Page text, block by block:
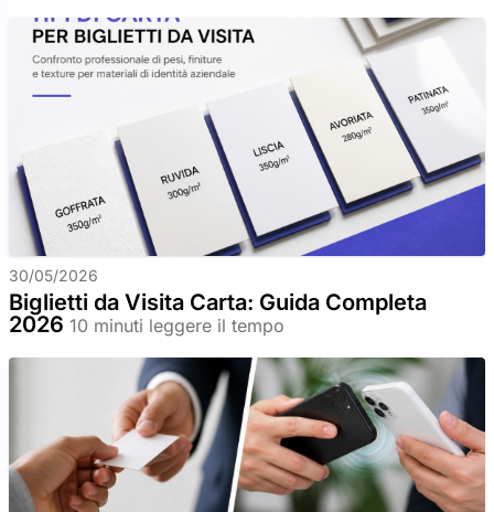
30/05/2026
Biglietti da Visita Carta: Guida Completa
2026 10 minuti leggere il tempo